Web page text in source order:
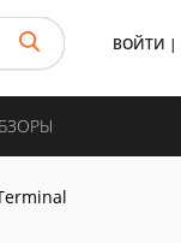
ВОЙТИ |